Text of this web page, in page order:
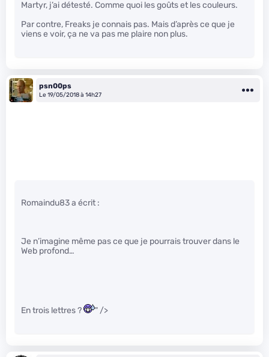
Martyr, j’ai détesté. Comme quoi les goûts et les couleurs.
Par contre, Freaks je connais pas. Mais d’après ce que je
viens e voir, ça ne va pas me plaire non plus.
psn00ps
Le 19/05/2018 à 14h27
Romaindu83 a écrit :
Je n’imagine même pas ce que je pourrais trouver dans le
Web profond…
En trois lettres ? " />